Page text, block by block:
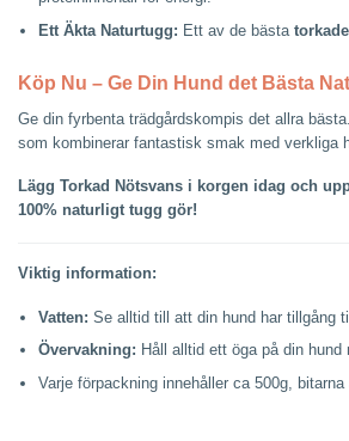
Ett Äkta Naturtugg: Ett av de bästa
Köp Nu – Ge Din Hund det Bästa
Ge din fyrbenta trädgårdskompis det allra
som kombinerar fantastisk smak med verkliga
Lägg Torkad Nötsvans i korgen idag och
100% naturligt tugg gör!
Viktig information:
Vatten: Se alltid till att din hund har tillgång
Övervakning: Håll alltid ett öga på din hund
Varje förpackning innehåller ca 500g,